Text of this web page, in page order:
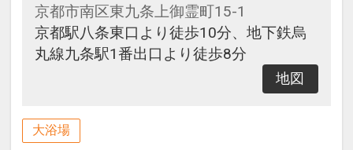
京都市南区東九条上御霊町15-1
京都駅八条東口より徒歩10分、地下鉄烏
丸線九条駅1番出口より徒歩8分
地図
大浴場